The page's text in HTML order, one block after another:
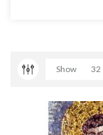
Show 32